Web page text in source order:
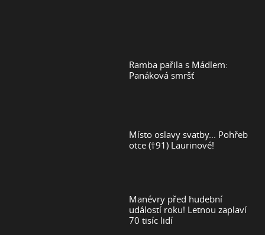
Ramba pařila s Mádlem:
Panáková smršť
Místo oslavy svatby... Pohřeb
otce (†91) Laurinové!
Manévry před hudební
událostí roku! Letnou zaplaví
70 tisíc lidí